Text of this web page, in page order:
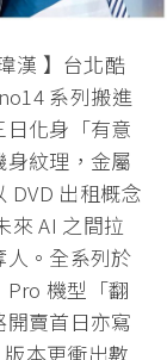
漢 】台北酷
系列搬進
化身「有意
紋理，金屬
DVD 出租概念
來 AI 之間拉
人。全系列於
Pro 機型「翻
賣首日亦寫
本更衝出數